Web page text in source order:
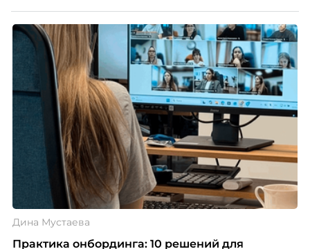
Дина Мустаева
Практика онбординга: 10 решений для